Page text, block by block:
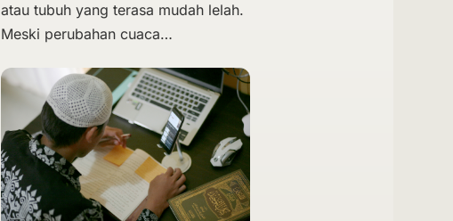
atau tubuh yang terasa mudah lelah.
Meski perubahan cuaca…